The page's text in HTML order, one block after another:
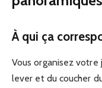
À qui ça
Vous organisez
lever et du coucher